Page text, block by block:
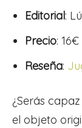
Editorial:
Precio:
Reseña:
¿Serás
el objeto